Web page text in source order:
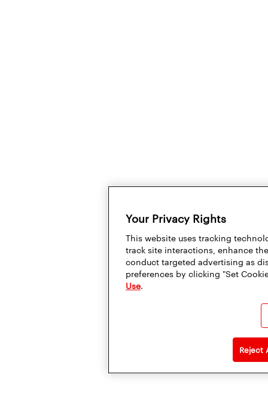
Your Privacy Rights
This website uses tracking
track site interactions, enhance
conduct targeted advertising as
preferences by clicking "Set
Use.
Reject